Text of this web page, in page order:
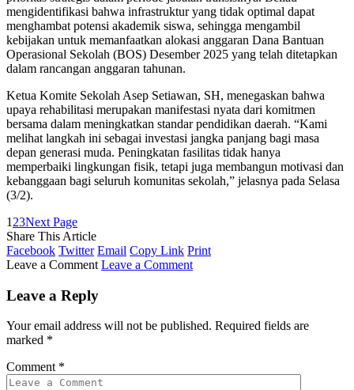
mengidentifikasi bahwa infrastruktur yang tidak optimal dapat
menghambat potensi akademik siswa, sehingga mengambil
kebijakan untuk memanfaatkan alokasi anggaran Dana Bantuan
Operasional Sekolah (BOS) Desember 2025 yang telah ditetapkan
dalam rancangan anggaran tahunan.
Ketua Komite Sekolah Asep Setiawan, SH, menegaskan bahwa
upaya rehabilitasi merupakan manifestasi nyata dari komitmen
bersama dalam meningkatkan standar pendidikan daerah. “Kami
melihat langkah ini sebagai investasi jangka panjang bagi masa
depan generasi muda. Peningkatan fasilitas tidak hanya
memperbaiki lingkungan fisik, tetapi juga membangun motivasi dan
kebanggaan bagi seluruh komunitas sekolah,” jelasnya pada Selasa
(3/2).
1 23Next Page
Share This Article
Facebook Twitter Email Copy Link Print
Leave a Comment Leave a Comment
Leave a Reply
Your email address will not be published. Required fields are
marked *
Comment *